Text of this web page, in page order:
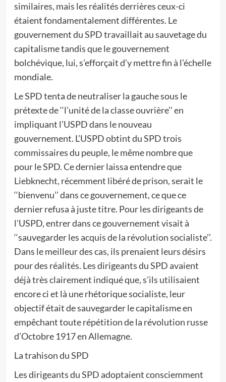
similaires, mais les réalités derrières ceux-ci
étaient fondamentalement différentes. Le
gouvernement du SPD travaillait au sauvetage du
capitalisme tandis que le gouvernement
bolchévique, lui, s’efforçait d’y mettre fin à l’échelle
mondiale.
Le SPD tenta de neutraliser la gauche sous le
prétexte de ‘‘l’unité de la classe ouvrière’’ en
impliquant l’USPD dans le nouveau
gouvernement. L’USPD obtint du SPD trois
commissaires du peuple, le même nombre que
pour le SPD. Ce dernier laissa entendre que
Liebknecht, récemment libéré de prison, serait le
‘‘bienvenu’’ dans ce gouvernement, ce que ce
dernier refusa à juste titre. Pour les dirigeants de
l’USPD, entrer dans ce gouvernement visait à
‘‘sauvegarder les acquis de la révolution socialiste’’.
Dans le meilleur des cas, ils prenaient leurs désirs
pour des réalités. Les dirigeants du SPD avaient
déjà très clairement indiqué que, s’ils utilisaient
encore ci et là une rhétorique socialiste, leur
objectif était de sauvegarder le capitalisme en
empêchant toute répétition de la révolution russe
d’Octobre 1917 en Allemagne.
La trahison du SPD
Les dirigeants du SPD adoptaient consciemment